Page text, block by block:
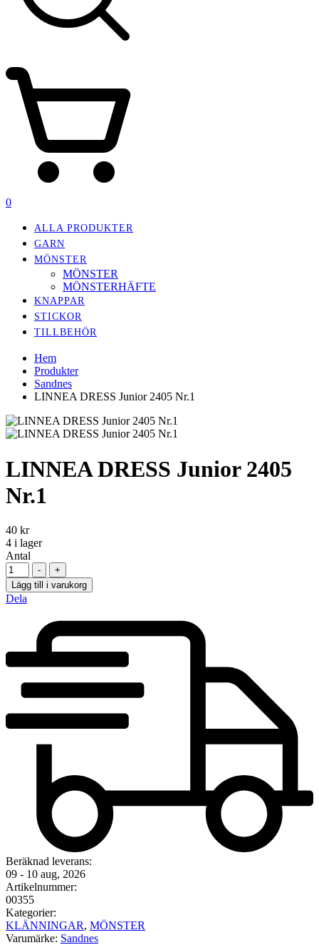
0
ALLA PRODUKTER
GARN
MÖNSTER
MÖNSTER
MÖNSTERHÄFTE
KNAPPAR
STICKOR
TILLBEHÖR
Hem
Produkter
Sandnes
LINNEA DRESS Junior 2405 Nr.1
LINNEA DRESS Junior 2405
Nr.1
40 kr
4 i lager
Antal
-
+
Lägg till i varukorg
Dela
Beräknad leverans:
09 - 10 aug, 2026
Artikelnummer:
00355
Kategorier:
KLÄNNINGAR, MÖNSTER
Varumärke: Sandnes